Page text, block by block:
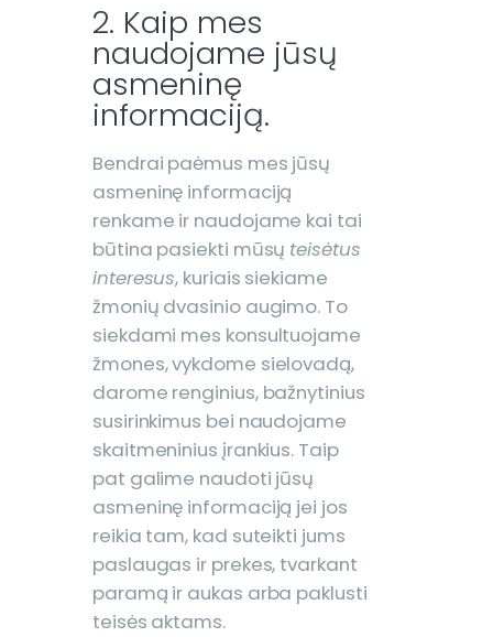
2. Kaip mes
naudojame jūsų
asmeninę
informaciją.
Bendrai paėmus mes jūsų
asmeninę informaciją
renkame ir naudojame kai tai
būtina pasiekti mūsų teisėtus
interesus, kuriais siekiame
žmonių dvasinio augimo. To
siekdami mes konsultuojame
žmones, vykdome sielovadą,
darome renginius, bažnytinius
susirinkimus bei naudojame
skaitmeninius įrankius. Taip
pat galime naudoti jūsų
asmeninę informaciją jei jos
reikia tam, kad suteikti jums
paslaugas ir prekes, tvarkant
paramą ir aukas arba paklusti
teisės aktams.